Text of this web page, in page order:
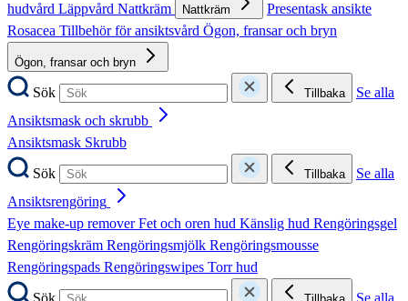
hudvård Läppvård Nattkräm Nattkräm
Presentask ansikte
Rosacea Tillbehör för ansiktsvård Ögon, fransar och bryn
Ögon, fransar och bryn
Sök Tillbaka
Se alla
Ansiktsmask och skrubb
Ansiktsmask Skrubb
Sök
Tillbaka
Se alla
Ansiktsrengöring
Eye make-up removerFet och oren hud Känslig hud Rengöringsgel
Rengöringskräm Rengöringsmjölk Rengöringsmousse
Rengöringspads Rengöringswipes Torr hud